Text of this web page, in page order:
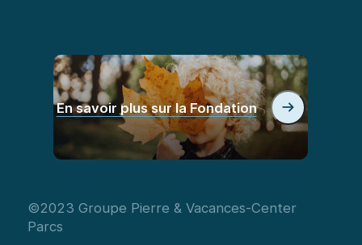
En savoir plus sur la Fondation
©2023 Groupe Pierre & Vacances-Center
Parcs